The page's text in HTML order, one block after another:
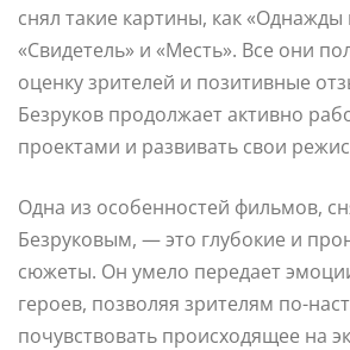
снял такие картины, как «Однажды
«Свидетель» и «Месть». Все они
оценку зрителей и позитивные
Безруков продолжает активно
проектами и развивать свои
Одна из особенностей фильмов,
Безруковым, — это глубокие и
сюжеты. Он умело передает
героев, позволяя зрителям по-
почувствовать происходящее на